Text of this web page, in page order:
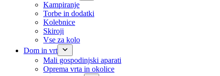
Kampiranje
Torbe in dodatki
Kolebnice
Skiroji
Vse za kolo
Dom in vrt
Mali gospodinjski aparati
Oprema vrta in okolice